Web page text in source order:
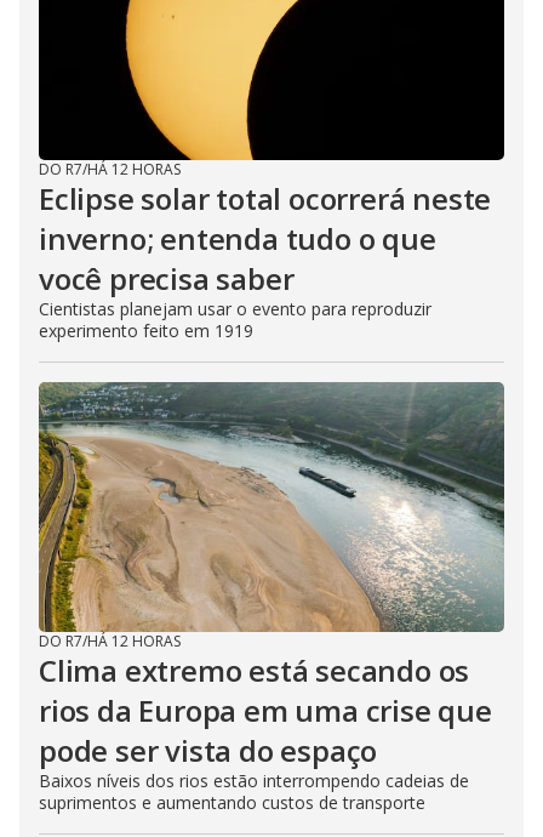
DO R7/HÁ 12 HORAS
Eclipse solar total ocorrerá neste
inverno; entenda tudo o que
você precisa saber
Cientistas planejam usar o evento para reproduzir
experimento feito em 1919
DO R7/HÁ 12 HORAS
Clima extremo está secando os
rios da Europa em uma crise que
pode ser vista do espaço
Baixos níveis dos rios estão interrompendo cadeias de
suprimentos e aumentando custos de transporte